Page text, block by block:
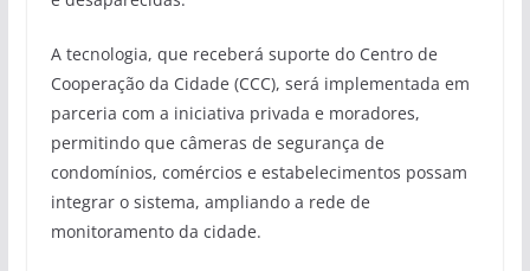
A tecnologia, que receberá suporte do Centro de
Cooperação da Cidade (CCC), será implementada em
parceria com a iniciativa privada e moradores,
permitindo que câmeras de segurança de
condomínios, comércios e estabelecimentos possam
integrar o sistema, ampliando a rede de
monitoramento da cidade.